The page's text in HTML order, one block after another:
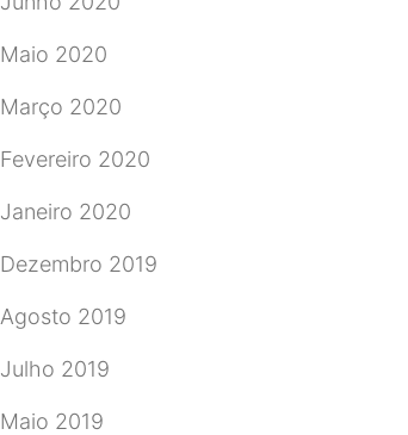
Maio 2020
Março 2020
Fevereiro 2020
Janeiro 2020
Dezembro 2019
Agosto 2019
Julho 2019
Maio 2019